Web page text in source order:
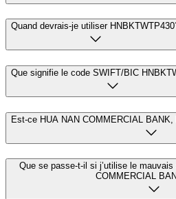
Quand devrais-je utiliser
Que signifie le code SWIFT/BIC
Est-ce HUA NAN COMMERCIAL
Que se passe-t-il si j’utilise le
COMMERCIAL